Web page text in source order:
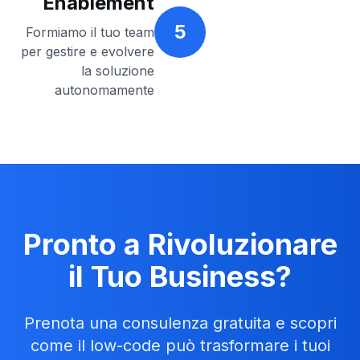
Formiamo il tuo team
per gestire e evolvere
la soluzione
autonomamente
5
Pronto a Rivoluzionare
il Tuo Business?
Prenota una consulenza gratuita e scopri
come il low-code può trasformare i tuoi